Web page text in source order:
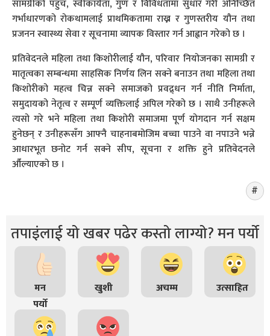
सामग्रीको पहुँच, स्वीकार्यता, गुण र विविधतामा सुधार गरी अनिच्छित
गर्भाधारणको रोकथामलाई प्राथमिकतामा राख्न र गुणस्तरीय यौन तथा
प्रजनन स्वास्थ्य सेवा र सूचनामा व्यापक विस्तार गर्न आह्वान गरेको छ ।
प्रतिवेदनले महिला तथा किशोरीलाई यौन, परिवार नियोजनका सामग्री र
मातृत्वका सम्बन्धमा साहसिक निर्णय लिन सक्ने बनाउन तथा महिला तथा
किशोरीको महत्व चिन्न सक्ने समाजको प्रवद्र्धन गर्न नीति निर्माता,
समुदायको नेतृत्व र सम्पूर्ण व्यक्तिलाई अपिल गरेको छ । साथै उनीहरूले
त्यसो गरे भने महिला तथा किशोरी समाजमा पूर्ण योगदान गर्न सक्षम
हुनेछन् र उनीहरूसँग आफ्नै चाहनाबमोजिम बच्चा पाउने वा नपाउने भन्ने
आधारभूत छनोट गर्न सक्ने सीप, सूचना र शक्ति हुने प्रतिवेदनले
औँल्याएको छ ।
तपाइंलाई यो खबर पढेर कस्तो लाग्यो? मन पर्यो
मन
पर्यो
खुशी अचम्म उत्साहित